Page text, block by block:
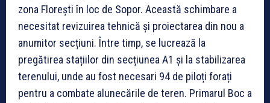
zona Florești în loc de Sopor. Această schimbare a
necesitat revizuirea tehnică și proiectarea din nou a
anumitor secțiuni. Între timp, se lucrează la
pregătirea stațiilor din secțiunea A1 și la stabilizarea
terenului, unde au fost necesari 94 de piloți forați
pentru a combate alunecările de teren. Primarul Boc a